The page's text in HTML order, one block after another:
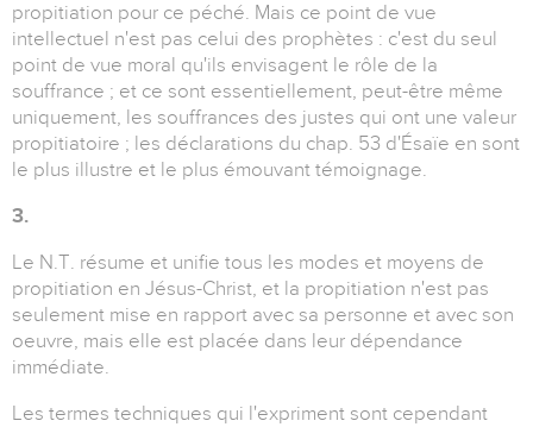
propitiation pour ce péché. Mais ce point de vue
intellectuel n'est pas celui des prophètes : c'est du seul
point de vue moral qu'ils envisagent le rôle de la
souffrance ; et ce sont essentiellement, peut-être même
uniquement, les souffrances des justes qui ont une valeur
propitiatoire ; les déclarations du chap. 53 d'Ésaïe en sont
le plus illustre et le plus émouvant témoignage.
3.
Le N.T. résume et unifie tous les modes et moyens de
propitiation en Jésus-Christ, et la propitiation n'est pas
seulement mise en rapport avec sa personne et avec son
oeuvre, mais elle est placée dans leur dépendance
immédiate.
Les termes techniques qui l'expriment sont cependant